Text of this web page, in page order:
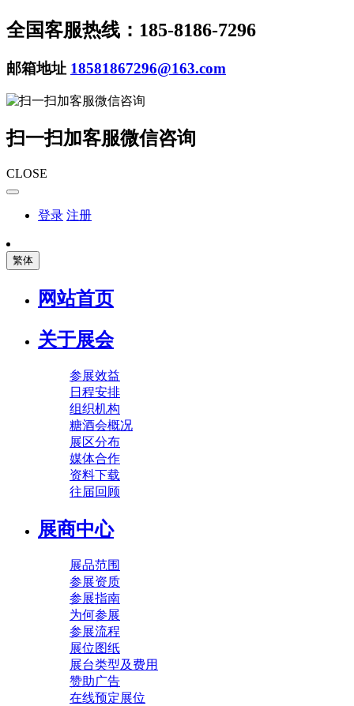
全国客服热线：185-8186-7296
邮箱地址 18581867296@163.com
扫一扫加客服微信咨询
CLOSE
登录 注册
繁体
网站首页
关于展会
参展效益
日程安排
组织机构
糖酒会概况
展区分布
媒体合作
资料下载
往届回顾
展商中心
展品范围
参展资质
参展指南
为何参展
参展流程
展位图纸
展台类型及费用
赞助广告
在线预定展位